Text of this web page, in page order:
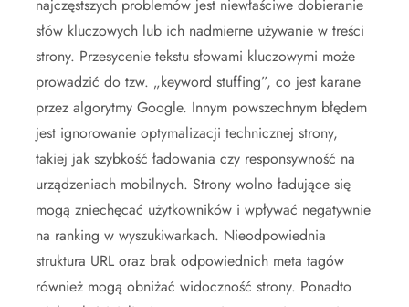
najczęstszych problemów jest niewłaściwe dobieranie
słów kluczowych lub ich nadmierne używanie w treści
strony. Przesycenie tekstu słowami kluczowymi może
prowadzić do tzw. „keyword stuffing”, co jest karane
przez algorytmy Google. Innym powszechnym błędem
jest ignorowanie optymalizacji technicznej strony,
takiej jak szybkość ładowania czy responsywność na
urządzeniach mobilnych. Strony wolno ładujące się
mogą zniechęcać użytkowników i wpływać negatywnie
na ranking w wyszukiwarkach. Nieodpowiednia
struktura URL oraz brak odpowiednich meta tagów
również mogą obniżać widoczność strony. Ponadto